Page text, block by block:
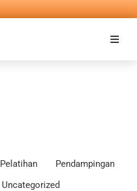
Pelatihan
Pendampingan
Uncategorized